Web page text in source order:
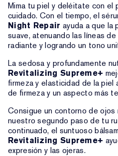
Mima tu piel y deléitate con el
cuidado. Con el tiempo, el
Night Repair ayuda a que la
suave, atenuando las líneas de
radiante y logrando un tono
La sedosa y profundamente
Revitalizing Supreme+
firmeza y elasticidad de la piel
de firmeza y un aspecto más
Consigue un contorno de
nuestro segundo paso de tu
continuado, el suntuoso
Revitalizing Supreme+
expresión y las ojeras.